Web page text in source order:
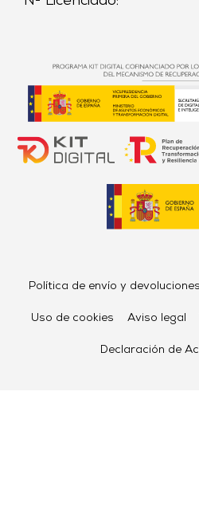
Política de envío y devoluciones
Uso de cookies Aviso legal
Declaración de